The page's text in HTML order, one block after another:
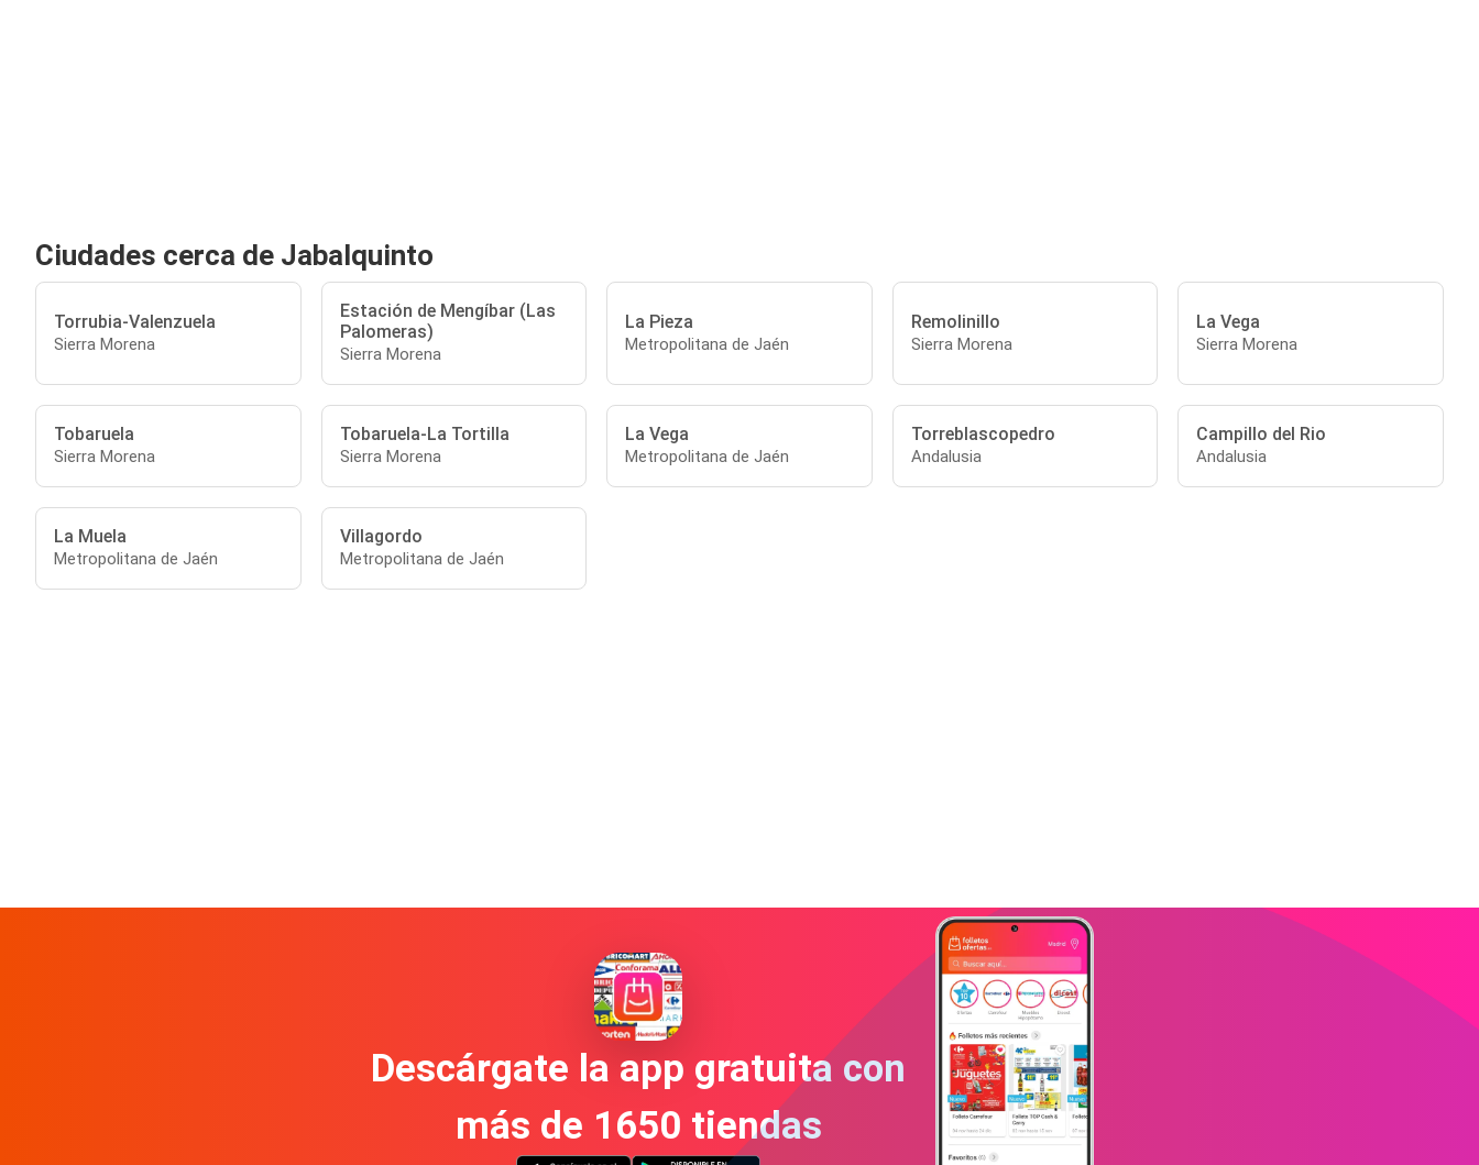
Ciudades cerca de Jabalquinto
Torrubia-Valenzuela
Sierra Morena
Estación de Mengíbar (Las
Palomeras)
Sierra Morena
La Pieza
Metropolitana de Jaén
Remolinillo
Sierra Morena
La Vega
Sierra Morena
Tobaruela
Sierra Morena
Tobaruela-La Tortilla
Sierra Morena
La Vega
Metropolitana de Jaén
Torreblascopedro
Andalusia
Campillo del Rio
Andalusia
La Muela
Metropolitana de Jaén
Villagordo
Metropolitana de Jaén
Descárgate la app gratuita con
más de 1650 tiendas